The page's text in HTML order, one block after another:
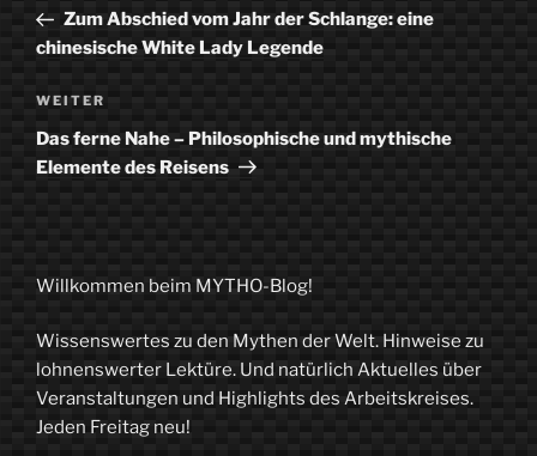
Beitrag
Zum Abschied vom Jahr der Schlange: eine
chinesische White Lady Legende
Nächster
Beitrag
WEITER
Das ferne Nahe – Philosophische und mythische
Elemente des Reisens
Willkommen beim MYTHO-Blog!
Wissenswertes zu den Mythen der Welt. Hinweise zu
lohnenswerter Lektüre. Und natürlich Aktuelles über
Veranstaltungen und Highlights des Arbeitskreises.
Jeden Freitag neu!